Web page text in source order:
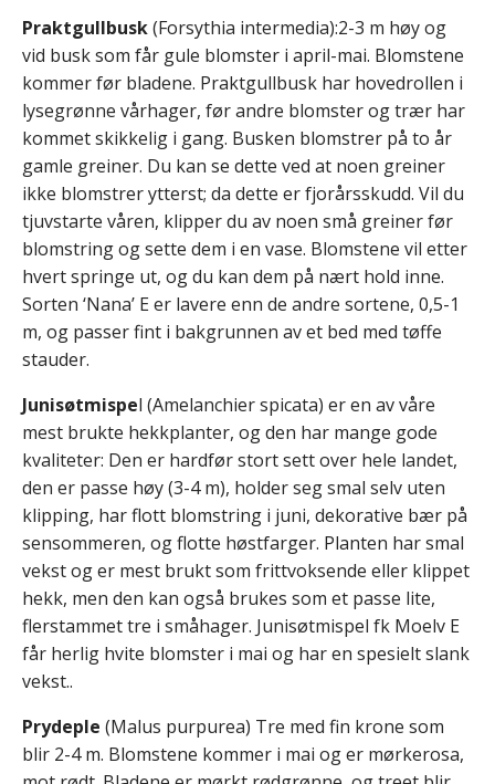
Praktgullbusk(Forsythia intermedia):2-3 m høy og
vid busk som får gule blomster i april-mai. Blomstene
kommer før bladene. Praktgullbusk har hovedrollen i
lysegrønne vårhager, før andre blomster og trær har
kommet skikkelig i gang. Busken blomstrer på to år
gamle greiner. Du kan se dette ved at noen greiner
ikke blomstrer ytterst; da dette er fjorårsskudd. Vil du
tjuvstarte våren, klipper du av noen små greiner før
blomstring og sette dem i en vase. Blomstene vil etter
hvert springe ut, og du kan dem på nært hold inne.
Sorten ‘Nana’ E er lavere enn de andre sortene, 0,5-1
m, og passer fint i bakgrunnen av et bed med tøffe
stauder.
Junisøtmispel (Amelanchier spicata) er en av våre
mest brukte hekkplanter, og den har mange gode
kvaliteter: Den er hardfør stort sett over hele landet,
den er passe høy (3-4 m), holder seg smal selv uten
klipping, har flott blomstring i juni, dekorative bær på
sensommeren, og flotte høstfarger. Planten har smal
vekst og er mest brukt som frittvoksende eller klippet
hekk, men den kan også brukes som et passe lite,
flerstammet tre i småhager. Junisøtmispel fk Moelv E
får herlig hvite blomster i mai og har en spesielt slank
vekst..
Prydeple (Malus purpurea) Tre med fin krone som
blir 2-4 m. Blomstene kommer i mai og er mørkerosa,